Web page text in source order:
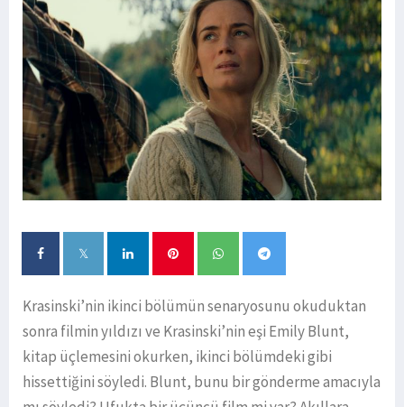
Krasinski’nin ikinci bölümün senaryosunu okuduktan
sonra filmin yıldızı ve Krasinski’nin eşi Emily Blunt,
kitap üçlemesini okurken, ikinci bölümdeki gibi
hissettiğini söyledi. Blunt, bunu bir gönderme amacıyla